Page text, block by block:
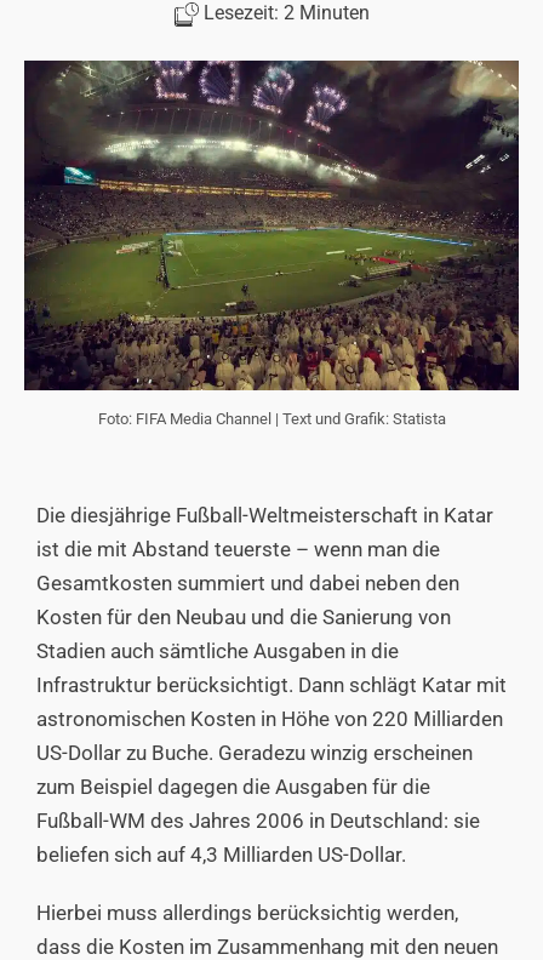
Lesezeit: 2 Minuten
Foto: FIFA Media Channel | Text und Grafik: Statista
Die diesjährige Fußball-Weltmeisterschaft in Katar
ist die mit Abstand teuerste – wenn man die
Gesamtkosten summiert und dabei neben den
Kosten für den Neubau und die Sanierung von
Stadien auch sämtliche Ausgaben in die
Infrastruktur berücksichtigt. Dann schlägt Katar mit
astronomischen Kosten in Höhe von 220 Milliarden
US-Dollar zu Buche. Geradezu winzig erscheinen
zum Beispiel dagegen die Ausgaben für die
Fußball-WM des Jahres 2006 in Deutschland: sie
beliefen sich auf 4,3 Milliarden US-Dollar.
Hierbei muss allerdings berücksichtig werden,
dass die Kosten im Zusammenhang mit den neuen